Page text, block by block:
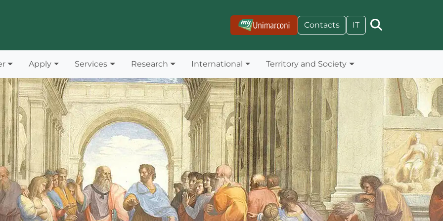
Contacts IT
Apply Services Research International Territory and Society